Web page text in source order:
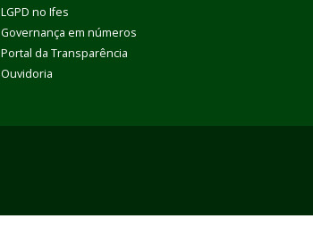
LGPD no Ifes
Governança em números
Portal da Transparência
Ouvidoria